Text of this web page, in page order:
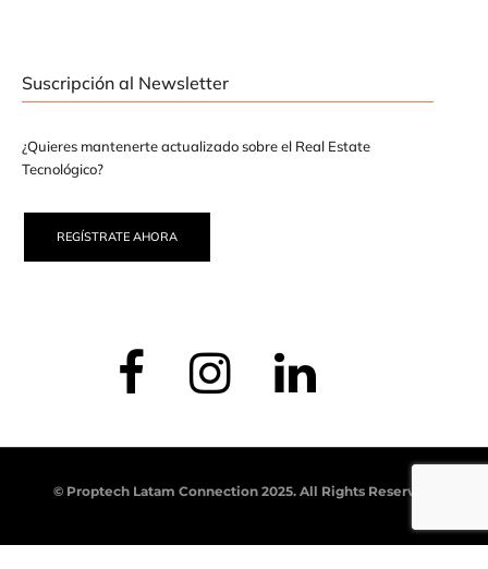
Suscripción al Newsletter
¿Quieres mantenerte actualizado sobre el Real Estate
Tecnológico?
REGÍSTRATE AHORA
© Proptech Latam Connection 2025. All Rights Reserved.